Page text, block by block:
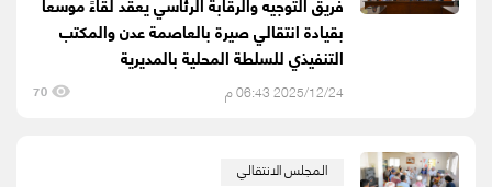
بقيادة انتقالي صيرة بالعاصمة عدن والمكتب
التنفيذي للسلطة المحلية بالمديرية
2025/12/24 06:43 م 70
المجلس الانتقالي